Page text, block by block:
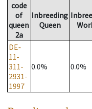
code
of
queen
2a
Inbreeding
Queen
DE-
11-
311-
2931-
1997
0.0% 0.0%